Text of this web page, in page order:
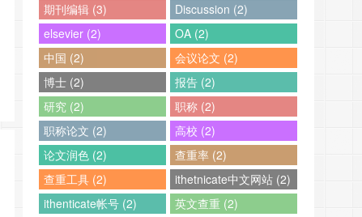
期刊编辑 (3)
Discussion (2)
elsevier (2)
OA (2)
中国 (2)
会议论文 (2)
博士 (2)
报告 (2)
研究 (2)
职称 (2)
职称论文 (2)
高校 (2)
论文润色 (2)
查重率 (2)
查重工具 (2)
ithetnicate中文网站 (2)
ithenticate帐号 (2)
英文查重 (2)